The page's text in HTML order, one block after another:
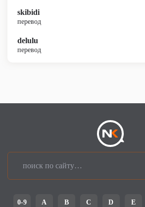
skibidi
перевод
delulu
перевод
0-9 A B C D E